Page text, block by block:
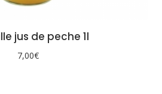
jus de peche 1l
7,00€